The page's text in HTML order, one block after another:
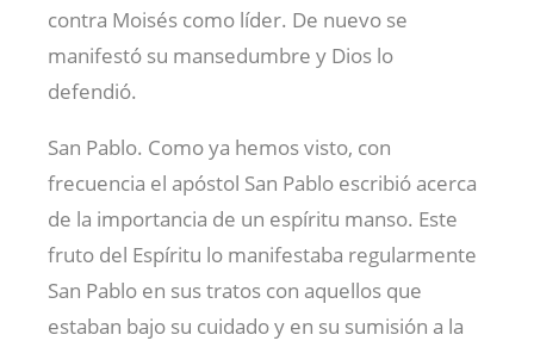
contra Moisés como líder. De nuevo se
manifestó su mansedumbre y Dios lo
defendió.
San Pablo. Como ya hemos visto, con
frecuencia el apóstol San Pablo escribió acerca
de la importancia de un espíritu manso. Este
fruto del Espíritu lo manifestaba regularmente
San Pablo en sus tratos con aquellos que
estaban bajo su cuidado y en su sumisión a la